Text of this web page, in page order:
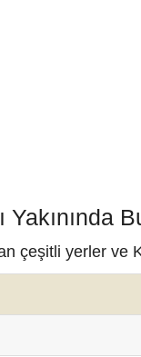
Yakınında
çeşitli yerler ve